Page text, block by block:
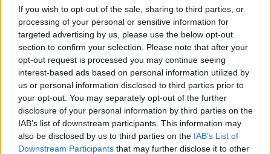
If you wish to opt-out of the sale, sharing to third parties, or
processing of your personal or sensitive information for
targeted advertising by us, please use the below opt-out
section to confirm your selection. Please note that after your
opt-out request is processed you may continue seeing
interest-based ads based on personal information utilized by
us or personal information disclosed to third parties prior to
your opt-out. You may separately opt-out of the further
disclosure of your personal information by third parties on the
IAB’s list of downstream participants. This information may
also be disclosed by us to third parties on the IAB’s List of
Downstream Participants that may further disclose it to other
ζημιές.
Σε βάρος της σχηματίστηκεδικογραφίαγια
εμπρησμό καιφθορά ξένης ιδιοκτησίας, ενώ
οδηγήθηκε στον αρμόδιο εισαγγελέα.
Facebook Share on X Bluesky
Email Copy Link